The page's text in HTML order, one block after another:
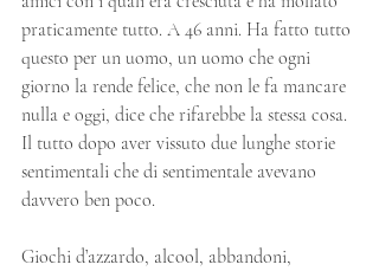
praticamente tutto. A 46 anni. Ha fatto tutto
questo per un uomo, un uomo che ogni
giorno la rende felice, che non le fa mancare
nulla e oggi, dice che rifarebbe la stessa cosa.
Il tutto dopo aver vissuto due lunghe storie
sentimentali che di sentimentale avevano
davvero ben poco.
Giochi d’azzardo, alcool, abbandoni,